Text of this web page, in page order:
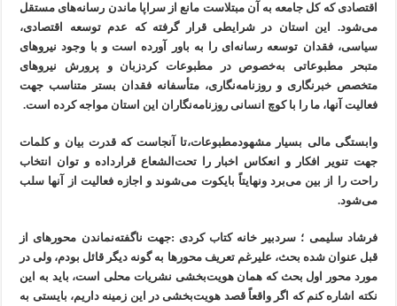
اقتصادی که کل جامعه به آن مبتلاست مانع از سراپا ماندن رسانه‌های مستقل
می‌شود. این استان در شرایطی قرار گرفته که عدم توسعه اقتصادی،
سیاسی، فقدان توسعه رسانه‌ای را به باور آورده است و با وجود نیروهای
متبحر مطبوعاتی به‌خصوص در مطبوعات کردزبان و پرورش نیروهای
متخصص خبرنگاری و روزنامه‌نگاری، متأسفانه فقدان بستر متناسب جهت
فعالیت آنها، ما را با کوچ انسانی روزنامه‌نگاران این استان مواجه کرده است.
وابستگی مالی بسیار مشهودمطبوعات،تا آنجاست که قدرت بیان و کلمات
جهت تنویر افکار و انعکاس اخبار را تحت‌الشعاع قرارداده و توان انتخاب
راحت را از بین می‌برد ونهایتاً بایکوت می‌شوند و اجازه فعالیت از آنها سلب
می‌شود.
فرشاد سلیمی ؛ سردبیر خانه کتاب کردی :جهت ناگفته‌نماندن محورهای از
قبل عنوان شده بحث، علیرغم تعریف محورها به گونه دیگر قائل بودم، ولی در
مورد محور اول بحث که همان هویت‌بخشی نشریات محلی است، باید به این
نکته اشاره کنم که اگر واقعاً قصد هویت‌بخشی در این زمینه داریم، بایستی به